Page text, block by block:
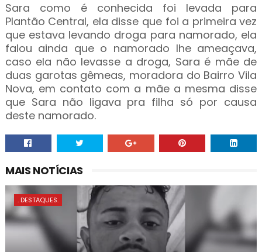
Sara como é conhecida foi levada para
Plantão Central, ela disse que foi a primeira vez
que estava levando droga para namorado, ela
falou ainda que o namorado lhe ameaçava,
caso ela não levasse a droga, Sara é mãe de
duas garotas gêmeas, moradora do Bairro Vila
Nova, em contato com a mãe a mesma disse
que Sara não ligava pra filha só por causa
deste namorado.
MAIS NOTÍCIAS
. DESTAQUES.